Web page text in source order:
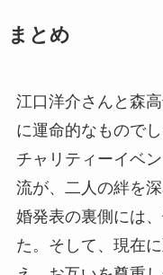
まとめ
江口洋介さんと森
に運命的なもので
チャリティーイベ
流が、二人の絆を
婚発表の裏側には
た。そして、現在